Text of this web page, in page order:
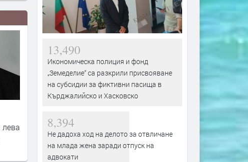
„Хисаря“, „Тракийски“ и
„Македонски“ са без вода
заради авария
преди 8 часа
Обявиха екстремен риск
преди 9 часа
13,490
Икономическа полиция и фонд
„Земеделие“ са разкрили присвояване
на субсидии за фиктивни пасища в
Кърджалийско и Хасковско
8,394
Не дадоха ход на делото за отвличане
на млада жена заради отпуск на
адвокати